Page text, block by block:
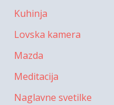
Kuhinja
Lovska kamera
Mazda
Meditacija
Naglavne svetilke